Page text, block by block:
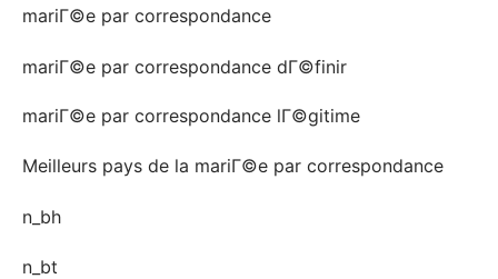
mariГ©e par correspondance
mariГ©e par correspondance dГ©finir
mariГ©e par correspondance lГ©gitime
Meilleurs pays de la mariГ©e par correspondance
n_bh
n_bt